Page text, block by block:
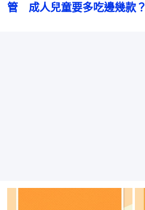
管　成人兒童要多吃邊幾款？